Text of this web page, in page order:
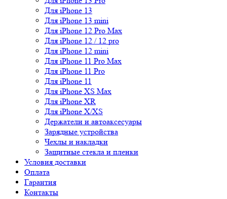
Для iPhone 13
Для iPhone 13 mini
Для iPhone 12 Pro Max
Для iPhone 12 / 12 pro
Для iPhone 12 mini
Для iPhone 11 Pro Max
Для iPhone 11 Pro
Для iPhone 11
Для iPhone XS Max
Для iPhone XR
Для iPhone X/XS
Держатели и автоаксесуары
Зарядные устройства
Чехлы и накладки
Защитные стекла и пленки
Условия доставки
Оплата
Гарантия
Контакты